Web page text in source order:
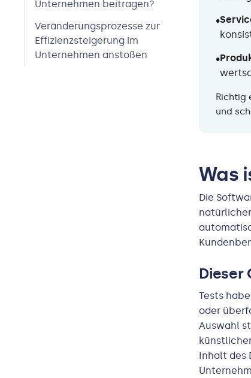
Unternehmen beitragen?
Veränderungsprozesse zur
Effizienzsteigerung im
Unternehmen anstoßen
•
•
Richtig
und
Was
Die
Dieser
Tests
oder
Auswahl
Inhalt des